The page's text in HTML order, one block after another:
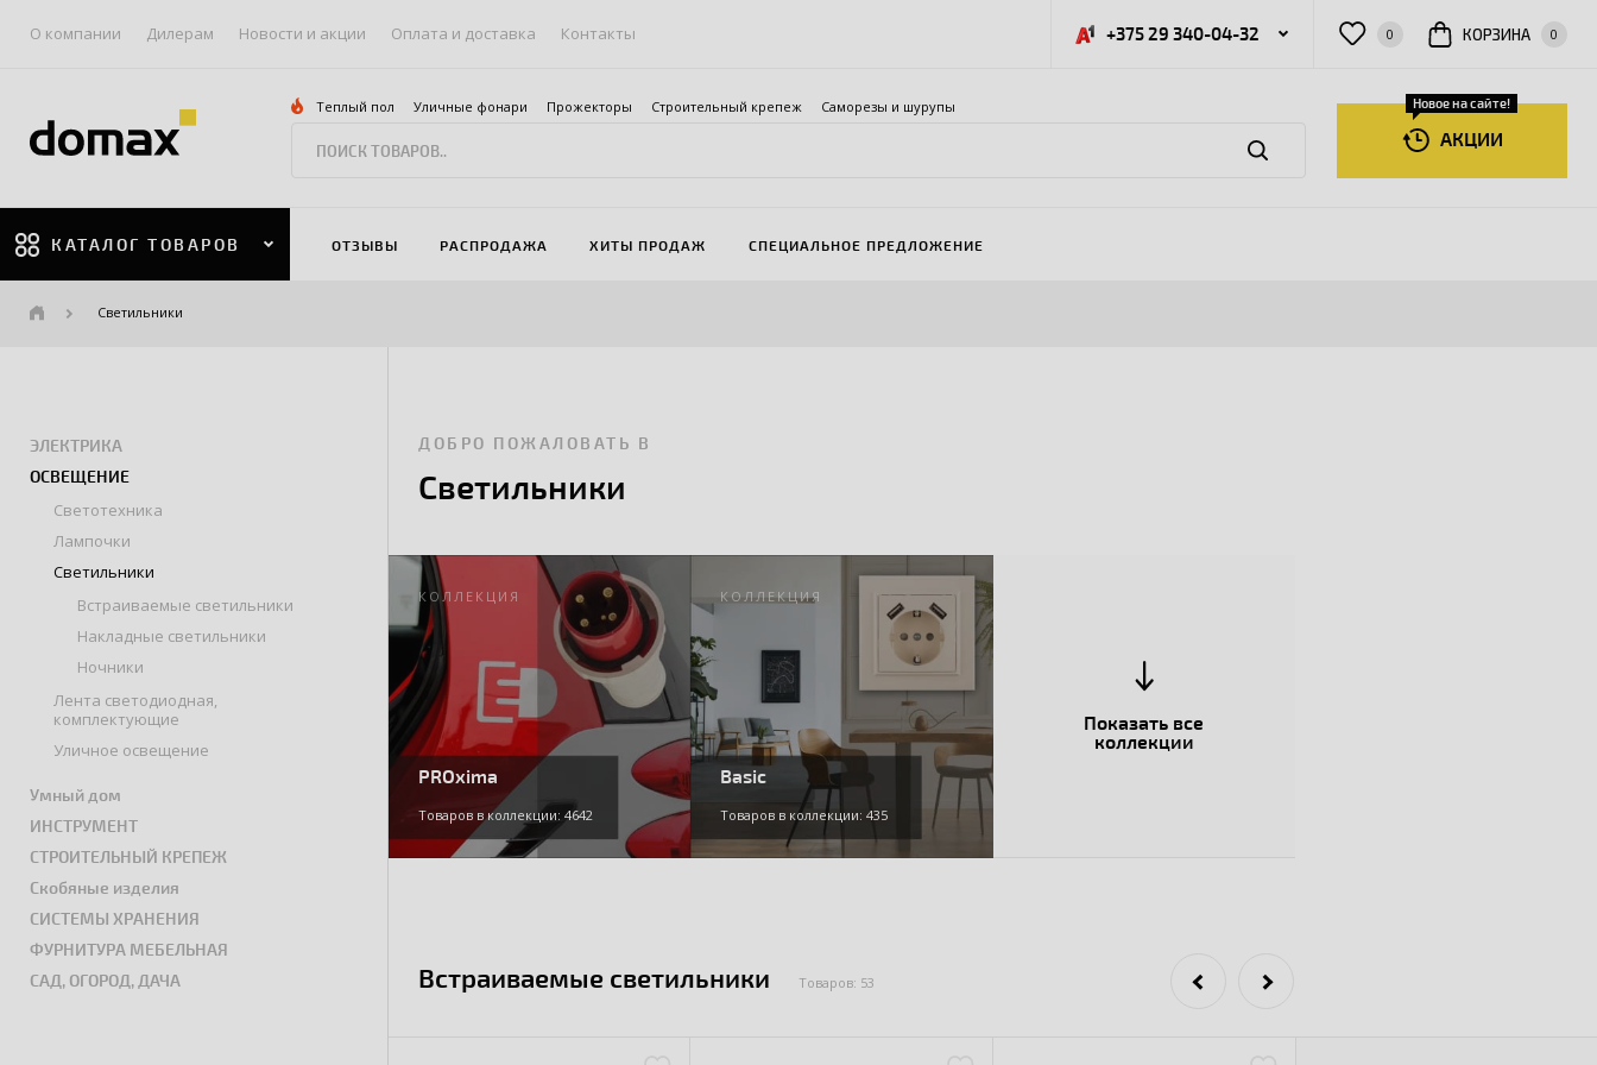
О компании Дилерам Новости и акции Оплата и доставка Контакты +375 29 340-04-32 0 КОРЗИНА 0
Теплый пол Уличные фонари Прожекторы Строительный крепеж Саморезы и шурупы
АКЦИИ
Новое на сайте!
КАТАЛОГ ТОВАРОВ ОТЗЫВЫ РАСПРОДАЖА ХИТЫ ПРОДАЖ СПЕЦИАЛЬНОЕ ПРЕДЛОЖЕНИЕ
Светильники
ЭЛЕКТРИКА
ОСВЕЩЕНИЕ
Светотехника
Лампочки
Светильники
Встраиваемые светильники
Накладные светильники
Ночники
Лента светодиодная,
комплектующие
Уличное освещение
Умный дом
ИНСТРУМЕНТ
СТРОИТЕЛЬНЫЙ КРЕПЕЖ
Скобяные изделия
СИСТЕМЫ ХРАНЕНИЯ
ФУРНИТУРА МЕБЕЛЬНАЯ
САД, ОГОРОД, ДАЧА
ДОБРО ПОЖАЛОВАТЬ В
Светильники
КОЛЛЕКЦИЯ
PROxima
Товаров в коллекции: 4642
КОЛЛЕКЦИЯ
Basic
Товаров в коллекции: 435
Показать все
коллекции
Встраиваемые светильники Товаров: 53